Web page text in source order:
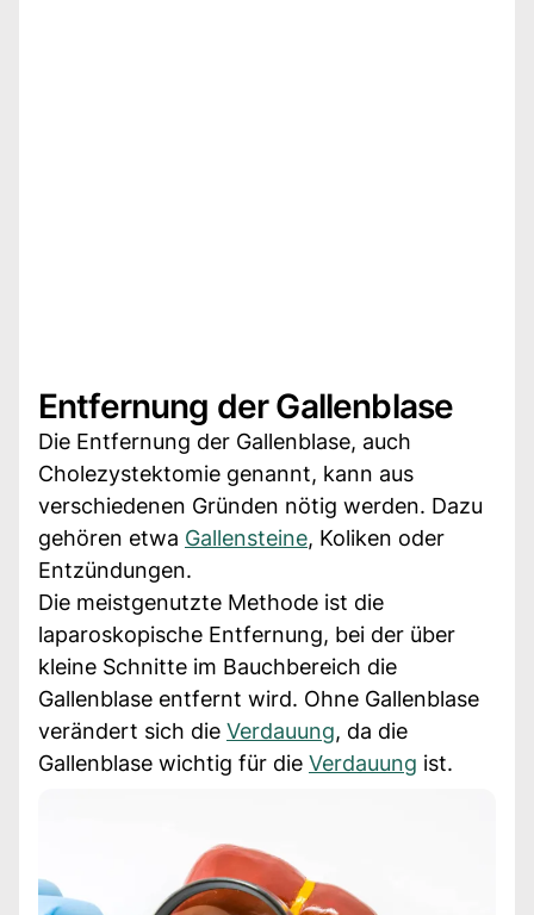
Entfernung der Gallenblase
Die Entfernung der Gallenblase, auch
Cholezystektomie genannt, kann aus
verschiedenen Gründen nötig werden. Dazu
gehören etwa Gallensteine, Koliken oder
Entzündungen.
Die meistgenutzte Methode ist die
laparoskopische Entfernung, bei der über
kleine Schnitte im Bauchbereich die
Gallenblase entfernt wird. Ohne Gallenblase
verändert sich die Verdauung, da die
Gallenblase wichtig für die Verdauung ist.